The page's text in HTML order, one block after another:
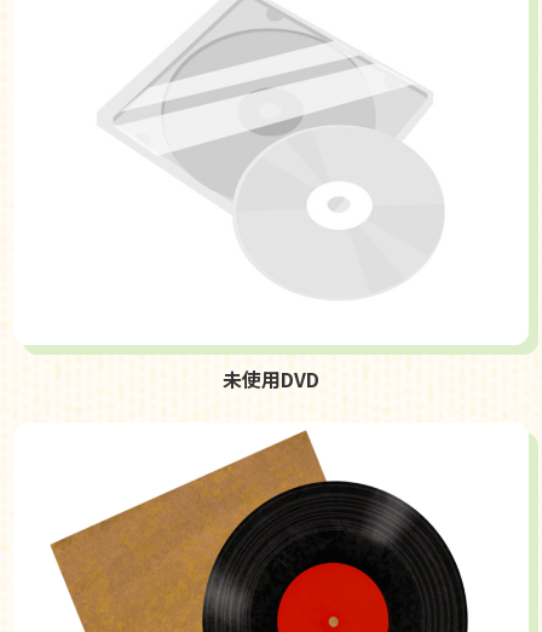
未使用DVD